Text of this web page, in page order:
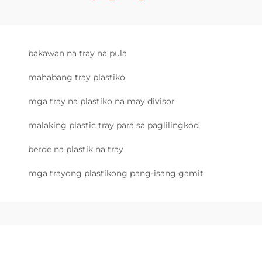
bakawan na tray na pula
mahabang tray plastiko
mga tray na plastiko na may divisor
malaking plastic tray para sa paglilingkod
berde na plastik na tray
mga trayong plastikong pang-isang gamit